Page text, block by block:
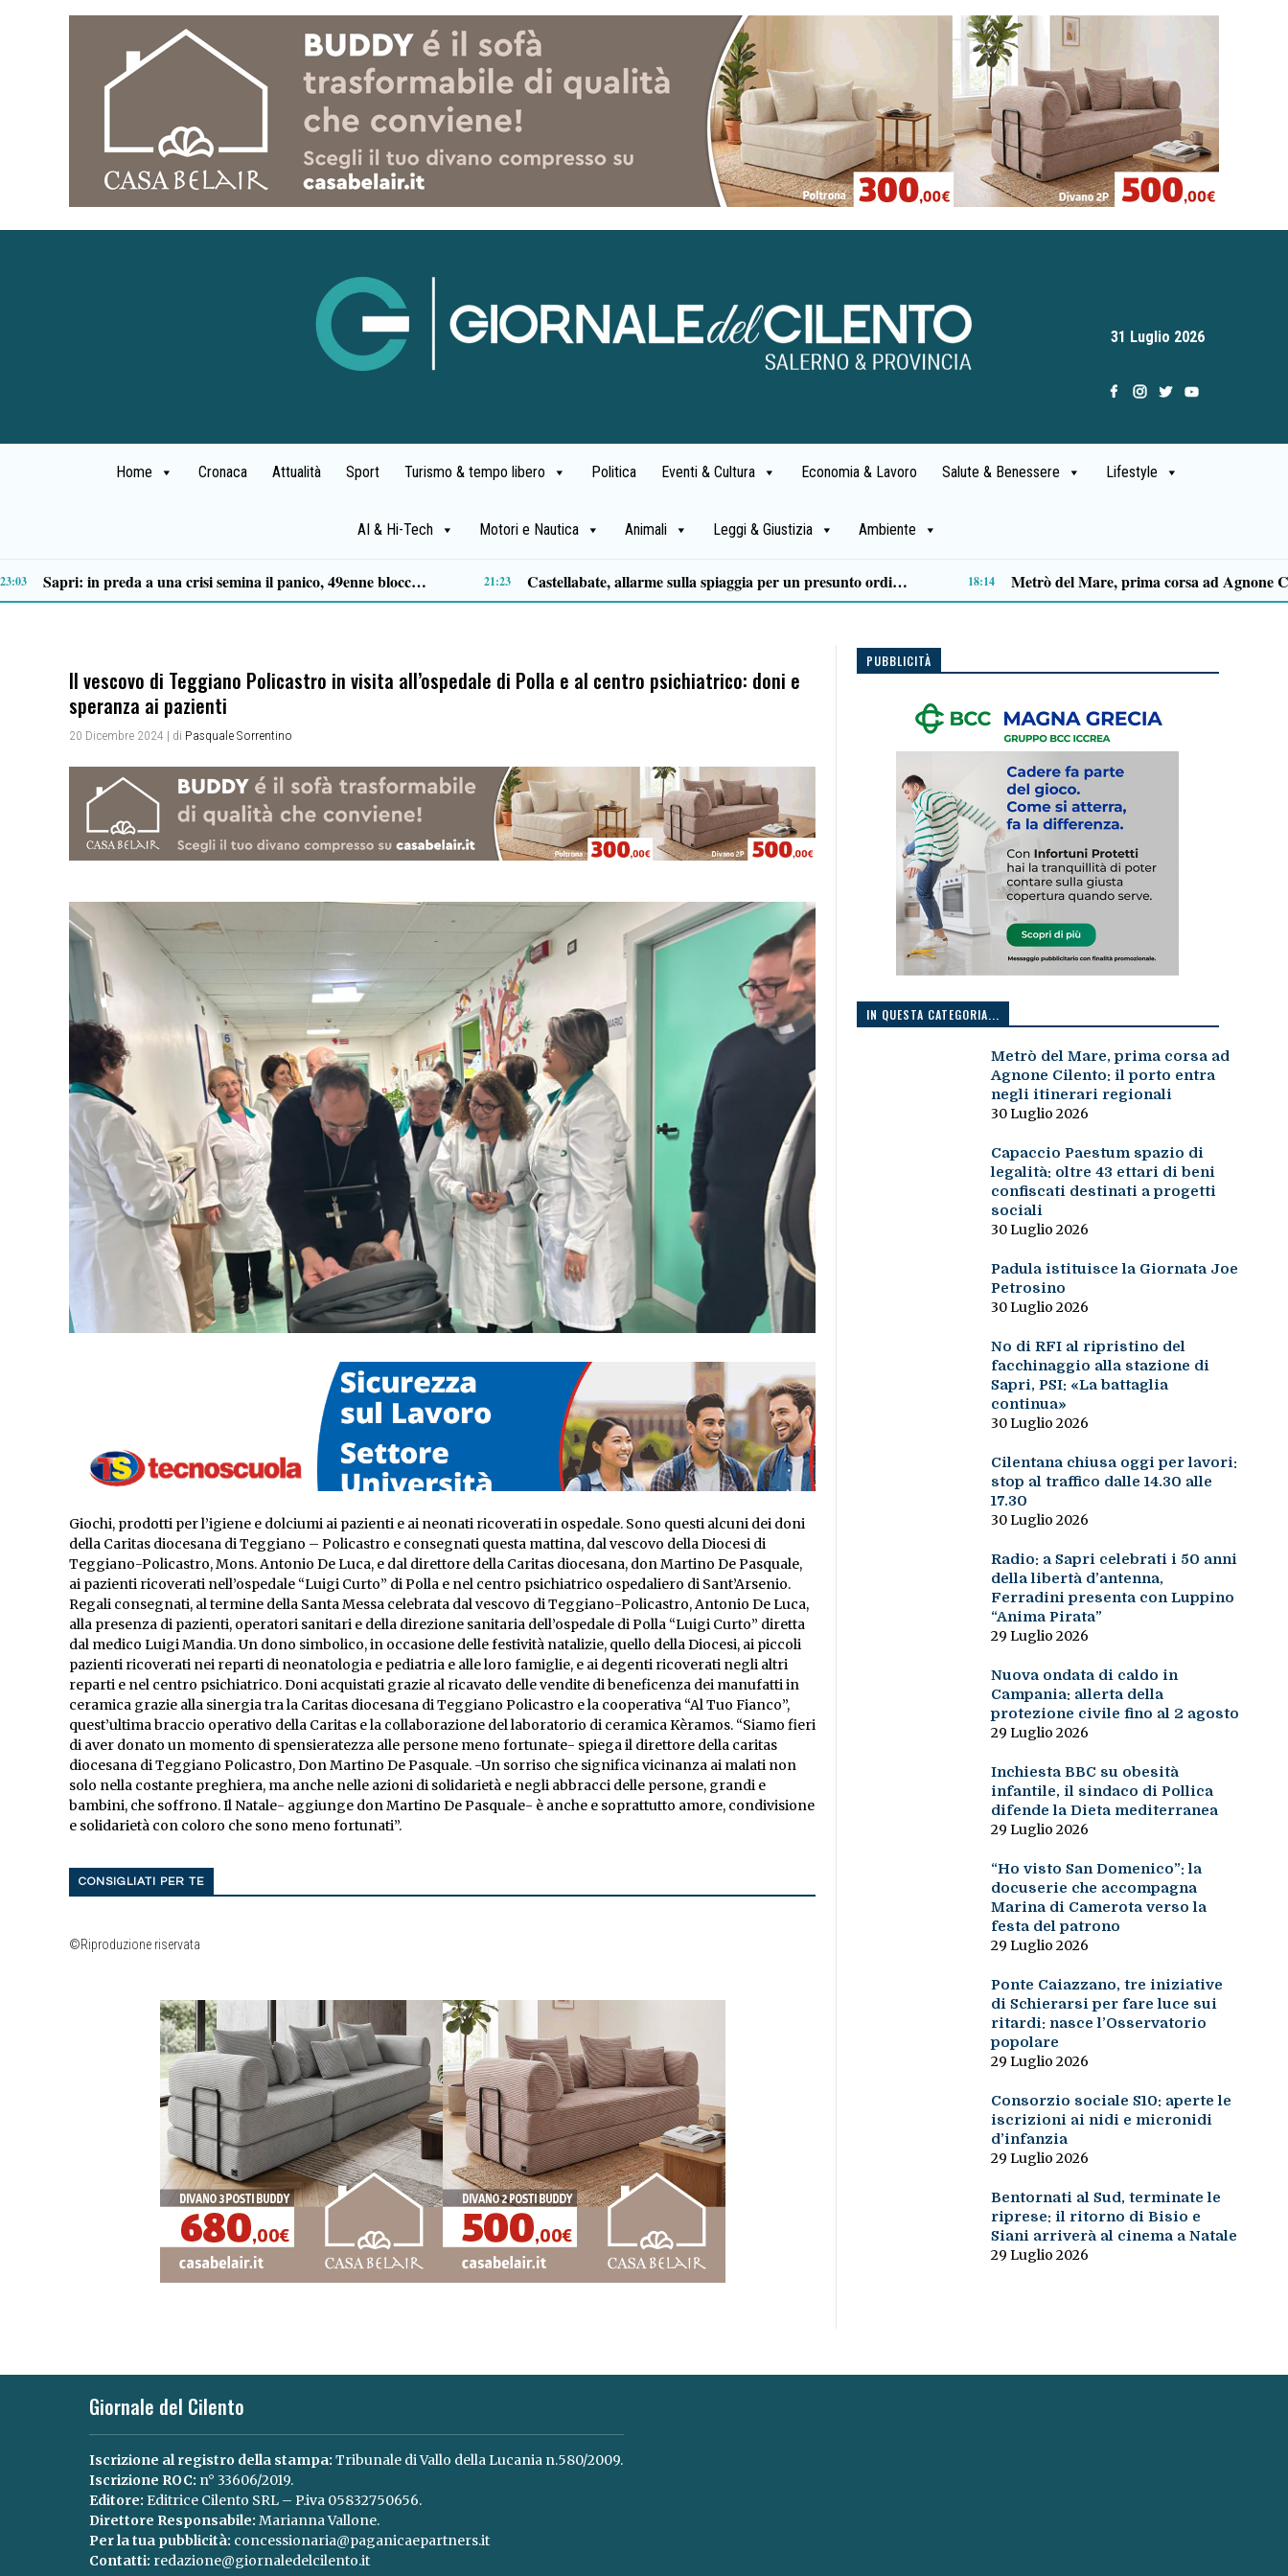
31 Luglio 2026
Home Cronaca Attualità Sport Turismo & tempo libero Politica Eventi & Cultura Economia & Lavoro Salute & Benessere Lifestyle
AI & Hi-Tech Motori e Nautica Animali Leggi & Giustizia Ambiente
Tortorella celebra la Fiera di San Basilio: tra antichi mestieri, bestiame e la musica della Bandabardò 14:49 Premio Terre del Bussento, si alza il sipario: stasera Roberto Fico apre l’11ª edizione 14:35 Capaccio Paestum spazio di legalità: oltre 43 ettari di beni confiscati destinati a progetti sociali 14:14
Il vescovo di Teggiano Policastro in visita all’ospedale di Polla e al centro psichiatrico: doni e
speranza ai pazienti
20 Dicembre 2024 | di Pasquale Sorrentino
Giochi, prodotti per l’igiene e dolciumi ai pazienti e ai neonati ricoverati in ospedale. Sono questi alcuni dei doni
della Caritas diocesana di Teggiano – Policastro e consegnati questa mattina, dal vescovo della Diocesi di
Teggiano-Policastro, Mons. Antonio De Luca, e dal direttore della Caritas diocesana, don Martino De Pasquale,
ai pazienti ricoverati nell’ospedale “Luigi Curto” di Polla e nel centro psichiatrico ospedaliero di Sant’Arsenio.
Regali consegnati, al termine della Santa Messa celebrata dal vescovo di Teggiano-Policastro, Antonio De Luca,
alla presenza di pazienti, operatori sanitari e della direzione sanitaria dell’ospedale di Polla “Luigi Curto” diretta
dal medico Luigi Mandia. Un dono simbolico, in occasione delle festività natalizie, quello della Diocesi, ai piccoli
pazienti ricoverati nei reparti di neonatologia e pediatria e alle loro famiglie, e ai degenti ricoverati negli altri
reparti e nel centro psichiatrico. Doni acquistati grazie al ricavato delle vendite di beneficenza dei manufatti in
ceramica grazie alla sinergia tra la Caritas diocesana di Teggiano Policastro e la cooperativa “Al Tuo Fianco”,
quest’ultima braccio operativo della Caritas e la collaborazione del laboratorio di ceramica Kèramos. “Siamo fieri
di aver donato un momento di spensieratezza alle persone meno fortunate- spiega il direttore della caritas
diocesana di Teggiano Policastro, Don Martino De Pasquale. -Un sorriso che significa vicinanza ai malati non
solo nella costante preghiera, ma anche nelle azioni di solidarietà e negli abbracci delle persone, grandi e
bambini, che soffrono. Il Natale- aggiunge don Martino De Pasquale- è anche e soprattutto amore, condivisione
e solidarietà con coloro che sono meno fortunati”.
CONSIGLIATI PER TE
©Riproduzione riservata
PUBBLICITÀ
IN QUESTA CATEGORIA...
Metrò del Mare, prima corsa ad
Agnone Cilento: il porto entra
negli itinerari regionali
30 Luglio 2026
Capaccio Paestum spazio di
legalità: oltre 43 ettari di beni
confiscati destinati a progetti
sociali
30 Luglio 2026
Padula istituisce la Giornata Joe
Petrosino
30 Luglio 2026
No di RFI al ripristino del
facchinaggio alla stazione di
Sapri, PSI: «La battaglia
continua»
30 Luglio 2026
Cilentana chiusa oggi per lavori:
stop al traffico dalle 14.30 alle
17.30
30 Luglio 2026
Radio: a Sapri celebrati i 50 anni
della libertà d’antenna,
Ferradini presenta con Luppino
“Anima Pirata”
29 Luglio 2026
Nuova ondata di caldo in
Campania: allerta della
protezione civile fino al 2 agosto
29 Luglio 2026
Inchiesta BBC su obesità
infantile, il sindaco di Pollica
difende la Dieta mediterranea
29 Luglio 2026
“Ho visto San Domenico”: la
docuserie che accompagna
Marina di Camerota verso la
festa del patrono
29 Luglio 2026
Ponte Caiazzano, tre iniziative
di Schierarsi per fare luce sui
ritardi: nasce l’Osservatorio
popolare
29 Luglio 2026
Consorzio sociale S10: aperte le
iscrizioni ai nidi e micronidi
d’infanzia
29 Luglio 2026
Bentornati al Sud, terminate le
riprese: il ritorno di Bisio e
Siani arriverà al cinema a Natale
29 Luglio 2026
Giornale del Cilento
Iscrizione al registro della stampa: Tribunale di Vallo della Lucania n.580/2009.
Iscrizione ROC: n° 33606/2019.
Editore: Editrice Cilento SRL – P.iva 05832750656.
Direttore Responsabile: Marianna Vallone.
Per la tua pubblicità: concessionaria@paganicaepartners.it
Contatti: redazione@giornaledelcilento.it